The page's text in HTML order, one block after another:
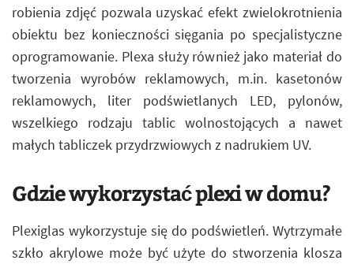
robienia zdjęć pozwala uzyskać efekt zwielokrotnienia
obiektu bez konieczności sięgania po specjalistyczne
oprogramowanie. Plexa służy również jako materiał do
tworzenia wyrobów reklamowych, m.in. kasetonów
reklamowych, liter podświetlanych LED, pylonów,
wszelkiego rodzaju tablic wolnostojących a nawet
małych tabliczek przydrzwiowych z nadrukiem UV.
Gdzie wykorzystać plexi w domu?
Plexiglas wykorzystuje się do podświetleń. Wytrzymałe
szkło akrylowe może być użyte do stworzenia klosza